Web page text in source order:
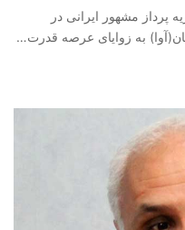
مشهور ایرانی در
به زوایای عرصه قدرت…